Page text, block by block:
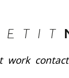
work contact